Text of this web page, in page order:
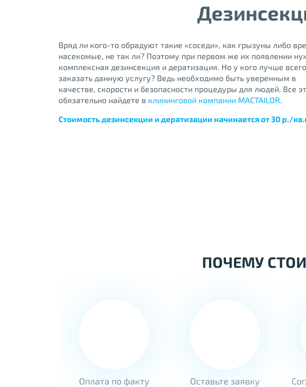
Вряд ли кого-то обрадуют такие «соседи», как грызуны либо
насекомые, не так ли? Поэтому при первом же их появлении
комплексная дезинсекция и дератизация. Но у кого лучше всего
заказать данную услугу? Ведь необходимо быть уверенным в
качестве, скорости и безопасности процедуры для людей. Все
обязательно найдете в клининговой компании MACTAILOR.
Стоимость дезинсекции и дератизации начинается от 30 р./
ПОЧЕМУ
Оплата по факту Оставьте заявку